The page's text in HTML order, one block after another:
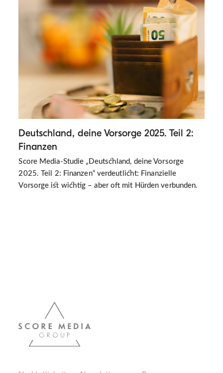
Deutschland, deine Vorsorge 2025. Teil 2:
Finanzen
Score Media-Studie „Deutschland, deine Vorsorge
2025. Teil 2: Finanzen“ verdeutlicht: Finanzielle
Vorsorge ist wichtig – aber oft mit Hürden verbunden.